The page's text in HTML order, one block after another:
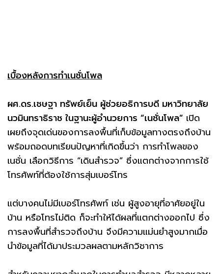
เบื้องหลังการทำเนชั่นโพล
ผศ.ดร.เชษฐา ทรัพย์เย็น ผู้ช่วยอธิการบดี มหาวิทยาลัย
นวมินทราธิราช ในฐานะผู้อำนวยการ “เนชั่นโพล” เปิด
เผยถึงจุดเด่นของการลงพื้นที่เก็บข้อมูลทางตรงถึงบ้าน
พร้อมถอดบทเรียนปัญหาที่เกิดขึ้นว่า การทำโพลของ
เนชั่น เลือกวิธีการ “เดินสำรวจ” ซึ่งแตกต่างจากการใช้
โทรศัพท์ที่ต้องใช้การสุ่มเบอร์โทร
แต่บางคนไม่มีเบอร์โทรศัพท์ เช่น ผู้สูงอายุที่อาศัยอยู่ใน
บ้าน หรือโทรไม่ติด ก็จะทำให้ได้ผลที่แตกต่างออกไป ซึ่ง
การลงพื้นที่สำรวจถึงบ้าน จึงมีความแม่นยำสูงมากเมื่อ
นำข้อมูลที่ได้มาประมวลผลตามหลักวิชาการ